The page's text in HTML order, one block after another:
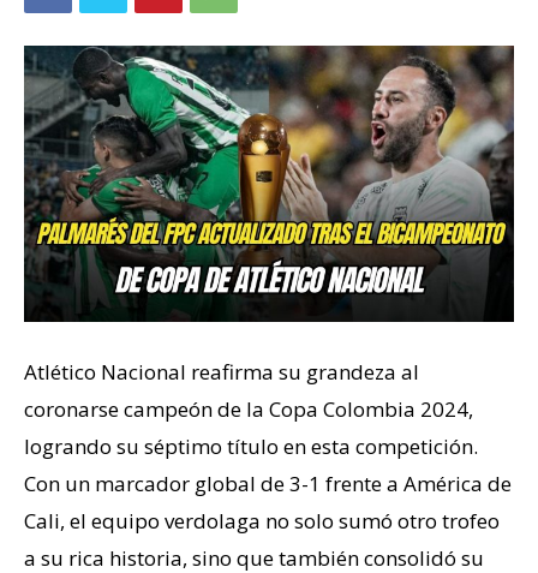
Atlético Nacional reafirma su grandeza al
coronarse campeón de la Copa Colombia 2024,
logrando su séptimo título en esta competición.
Con un marcador global de 3-1 frente a América de
Cali, el equipo verdolaga no solo sumó otro trofeo
a su rica historia, sino que también consolidó su